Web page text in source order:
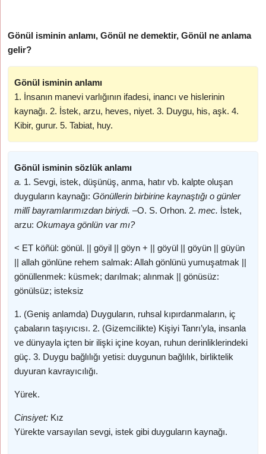
Gönül isminin anlamı, Gönül ne demektir, Gönül ne anlama
gelir?
Gönül isminin anlamı
1. İnsanın manevi varlığının ifadesi, inancı ve hislerinin
kaynağı. 2. İstek, arzu, heves, niyet. 3. Duygu, his, aşk. 4.
Kibir, gurur. 5. Tabiat, huy.
Gönül isminin sözlük anlamı
a. 1. Sevgi, istek, düşünüş, anma, hatır vb. kalpte oluşan
duyguların kaynağı: Gönüllerin birbirine kaynaştığı o günler
millî bayramlarımızdan biriydi. –O. S. Orhon. 2.mec. İstek,
arzu: Okumaya gönlün var mı?
< ET köñül: gönül. || göyil || göyn + || göyül || göyün || güyün
|| allah gönlüne rehem salmak: Allah gönlünü yumuşatmak ||
gönüllenmek: küsmek; darılmak; alınmak || gönüsüz:
gönülsüz; isteksiz
1. (Geniş anlamda) Duyguların, ruhsal kıpırdanmaların, iç
çabaların taşıyıcısı. 2. (Gizemcilikte) Kişiyi Tanrı’yla, insanla
ve dünyayla içten bir ilişki içine koyan, ruhun derinliklerindeki
güç. 3. Duygu bağlılığı yetisi: duygunun bağlılık, birliktelik
duyuran kavrayıcılığı.
Yürek.
Cinsiyet: Kız
Yürekte varsayılan sevgi, istek gibi duyguların kaynağı.